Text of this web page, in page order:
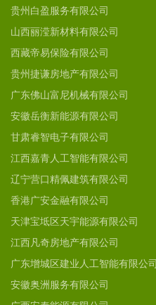
贵州白盈服务有限公司
山西丽滢新材料有限公司
西藏帝易保险有限公司
贵州捷谦房地产有限公司
广东佛山富尼机械有限公司
安徽岳衡新能源有限公司
甘肃睿智电子有限公司
江西嘉青人工智能有限公司
辽宁营口精佩建筑有限公司
香港广安金融有限公司
天津宝坻区天宇能源有限公司
江西凡奇房地产有限公司
广东增城区建业人工智能有限公司
安徽奥洲服务有限公司